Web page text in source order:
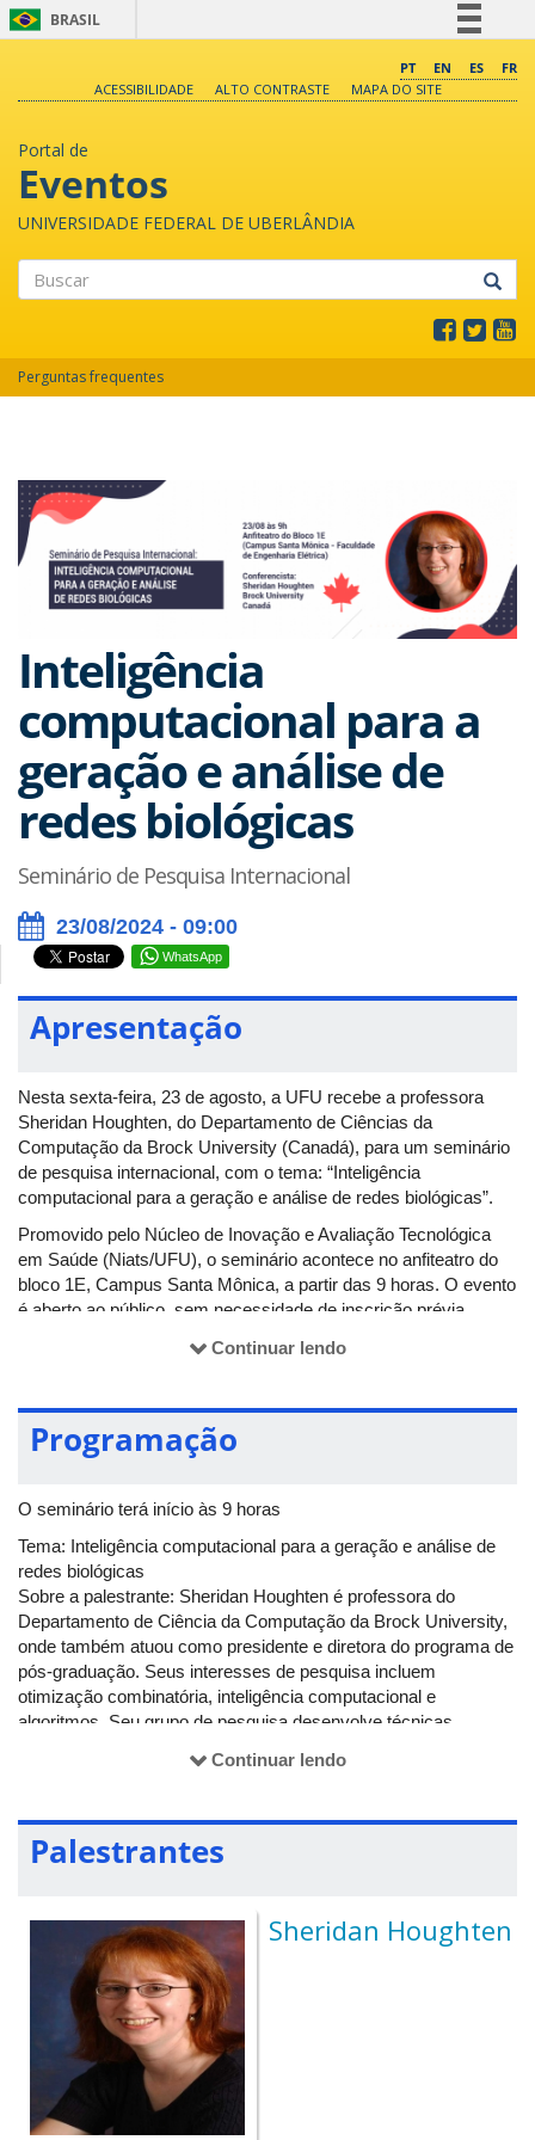
BRASIL
Comunica BR
PT EN ES
FR
ACESSIBILIDADE
ALTO CONTRASTE MAPA DO SITE
Portal de
Eventos
UNIVERSIDADE FEDERAL DE UBERLÂNDIA
Perguntas frequentes
Inteligência
computacional para a
geração e análise de
redes biológicas
Seminário de Pesquisa Internacional
23/08/2024 - 09:00
WhatsApp
Apresentação
Nesta sexta-feira, 23 de agosto, a UFU recebe a professora
Sheridan Houghten, do Departamento de Ciências da
Computação da Brock University (Canadá), para um seminário
de pesquisa internacional, com o tema: “Inteligência
computacional para a geração e análise de redes biológicas”.
Promovido pelo Núcleo de Inovação e Avaliação Tecnológica
em Saúde (Niats/UFU), o seminário acontece no anfiteatro do
bloco 1E, Campus Santa Mônica, a partir das 9 horas. O evento
é aberto ao público, sem necessidade de inscrição prévia.
Continuar lendo
Programação
O seminário terá início às 9 horas
Tema: Inteligência computacional para a geração e análise de
redes biológicas
Sobre a palestrante: Sheridan Houghten é professora do
Departamento de Ciência da Computação da Brock University,
onde também atuou como presidente e diretora do programa de
pós-graduação. Seus interesses de pesquisa incluem
otimização combinatória, inteligência computacional e
algoritmos. Seu grupo de pesquisa desenvolve técnicas
análise de dados biológicos e biomédicos, especialmente na
muito ativo da Sociedade de Inteligência Computacional (CIS)
do IEEE, na qual ocupou várias funções.
Continuar lendo
Palestrantes
Sheridan Houghten